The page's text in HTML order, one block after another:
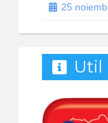
25
Util